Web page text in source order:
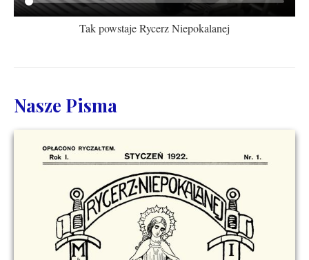
Tak powstaje Rycerz Niepokalanej
Nasze Pisma